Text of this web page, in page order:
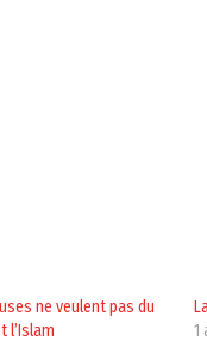
ne veulent pas du
l’Islam
1